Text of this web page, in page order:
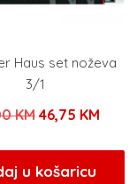
Haus set noževa
3/1
KM Izvorna
bila
46,75 KM
u košaricu